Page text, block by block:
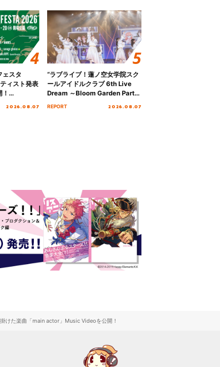
ェスタ
ィスト発表
2026.08.07
“ラブライブ！蓮ノ空女学院スク
ールアイドルクラブ 6th Live
Dream ～Bloom Garden Party
REPORT 2026.08.07
けた楽曲「main actor」Music Videoを公開！